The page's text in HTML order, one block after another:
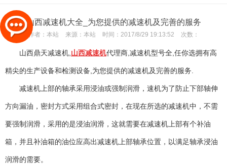
山西减速机大全_为您提供的减速机及完善的服务
作者： 本站 来源： 本站 时间： 2017/8/29 19:13:52 次数：
山西鼎天减速机, 山西减速机代理商,减速机型号全,任你选拥有高
精尖的生产设备和检测设备,为您提供的减速机及完善的服务.
减速机上部的轴承采用浸油或强制润滑，速机为了防止下部轴伸
方向漏油，密封方式采用组合式密封，在现在所选的减速机中，不需
要强制润滑，采用的是浸油润滑，这就需要在减速机上部有个补油
箱，并且补油箱的油位应高出减速机上部轴承位置，以满足轴承浸油
润滑的需要。